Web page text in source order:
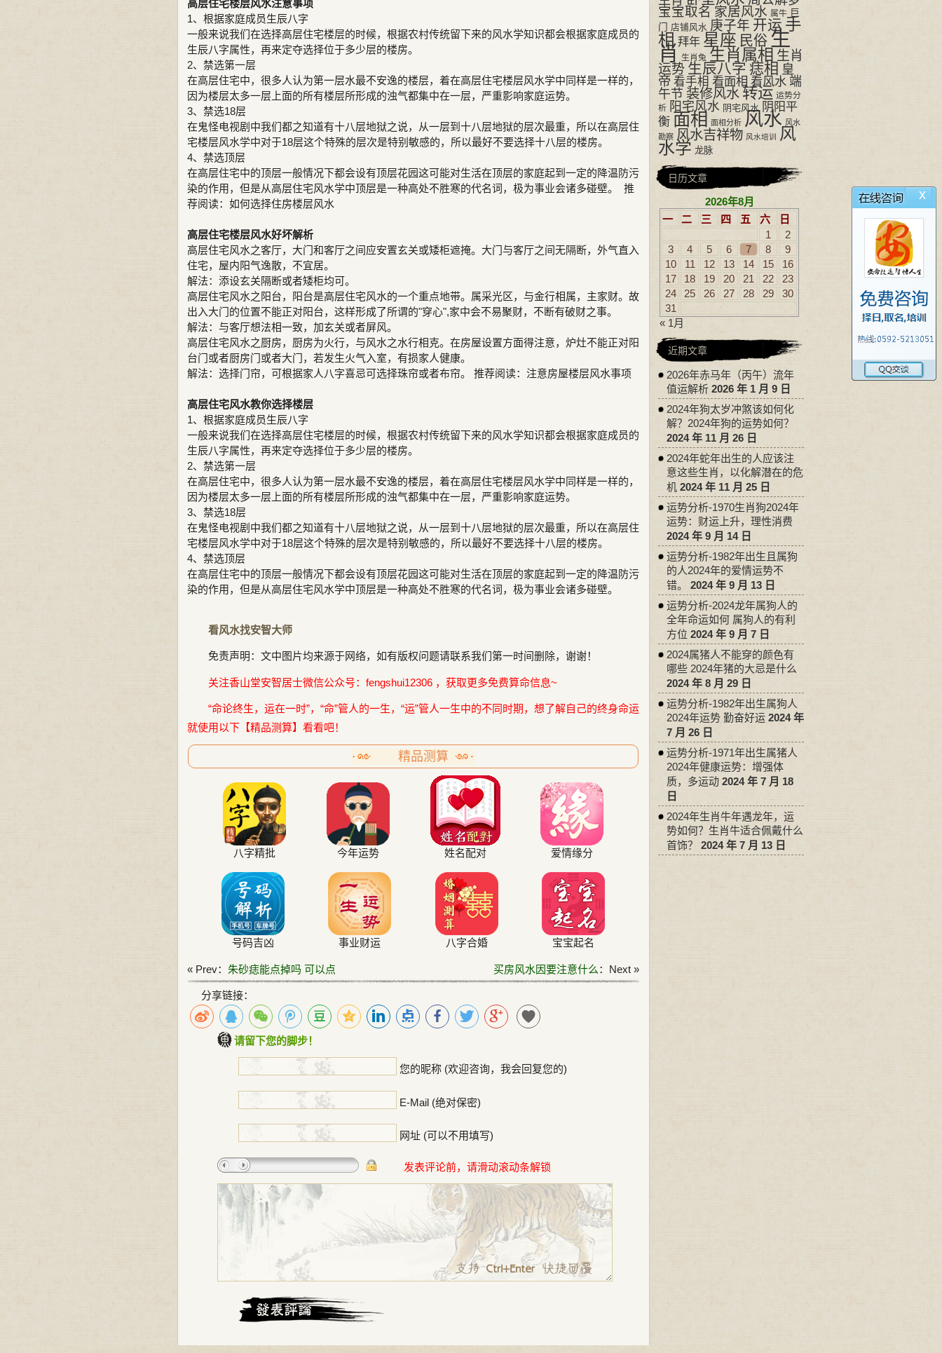
高层住宅楼层风水注意事项
1、根据家庭成员生辰八字
一般来说我们在选择高层住宅楼层的时候，根据农村传统留下来的风水学知识都会根据家庭成员的
生辰八字属性，再来定夺选择位于多少层的楼房。
2、禁选第一层
在高层住宅中，很多人认为第一层水最不安逸的楼层，着在高层住宅楼层风水学中同样是一样的，
因为楼层太多一层上面的所有楼层所形成的浊气都集中在一层，严重影响家庭运势。
3、禁选18层
在鬼怪电视剧中我们都之知道有十八层地狱之说，从一层到十八层地狱的层次最重，所以在高层住
宅楼层风水学中对于18层这个特殊的层次是特别敏感的，所以最好不要选择十八层的楼房。
4、禁选顶层
在高层住宅中的顶层一般情况下都会设有顶层花园这可能对生活在顶层的家庭起到一定的降温防污
染的作用，但是从高层住宅风水学中顶层是一种高处不胜寒的代名词，极为事业会诸多碰壁。 推
荐阅读：如何选择住房楼层风水
高层住宅楼层风水好坏解析
高层住宅风水之客厅，大门和客厅之间应安置玄关或矮柜遮掩。大门与客厅之间无隔断，外气直入
住宅，屋内阳气逸散，不宜居。
解法：添设玄关隔断或者矮柜均可。
高层住宅风水之阳台，阳台是高层住宅风水的一个重点地带。属采光区，与金行相属，主家财。故
出入大门的位置不能正对阳台，这样形成了所谓的"穿心",家中会不易聚财，不断有破财之事。
解法：与客厅想法相一致，加玄关或者屏风。
高层住宅风水之厨房，厨房为火行，与风水之水行相克。在房屋设置方面得注意，炉灶不能正对阳
台门或者厨房门或者大门，若发生火气入室，有损家人健康。
解法：选择门帘，可根据家人八字喜忌可选择珠帘或者布帘。 推荐阅读：注意房屋楼层风水事项
高层住宅风水教你选择楼层
1、根据家庭成员生辰八字
一般来说我们在选择高层住宅楼层的时候，根据农村传统留下来的风水学知识都会根据家庭成员的
生辰八字属性，再来定夺选择位于多少层的楼房。
2、禁选第一层
在高层住宅中，很多人认为第一层水最不安逸的楼层，着在高层住宅楼层风水学中同样是一样的，
因为楼层太多一层上面的所有楼层所形成的浊气都集中在一层，严重影响家庭运势。
3、禁选18层
在鬼怪电视剧中我们都之知道有十八层地狱之说，从一层到十八层地狱的层次最重，所以在高层住
宅楼层风水学中对于18层这个特殊的层次是特别敏感的，所以最好不要选择十八层的楼房。
4、禁选顶层
在高层住宅中的顶层一般情况下都会设有顶层花园这可能对生活在顶层的家庭起到一定的降温防污
染的作用，但是从高层住宅风水学中顶层是一种高处不胜寒的代名词，极为事业会诸多碰壁。
看风水找安智大师
免责声明：文中图片均来源于网络，如有版权问题请联系我们第一时间删除，谢谢！
关注香山堂安智居士微信公众号：fengshui12306 ，获取更多免费算命信息~
“命论终生，运在一时”，“命”管人的一生，“运”管人一生中的不同时期，想了解自己的终身命运
就使用以下【精品测算】看看吧！
精品测算
八字精批 今年运势 姓名配对 爱情缘分
号码吉凶 事业财运 八字合婚 宝宝起名
« Prev： 朱砂痣能点掉吗 可以点 买房风水因要注意什么：Next »
分享链接：
请留下您的脚步！
您的昵称 (欢迎咨询，我会回复您的)
E-Mail (绝对保密)
网址 (可以不用填写)
发表评论前，请滑动滚动条解锁
宝宝取名 家居风水 属牛 巨
门
店铺风水 庚子年 开运 手
相 拜年 星座 民俗 生
肖 生肖兔 生肖属相 生肖
运势 生辰八字 痣相 皇
帝 看手相 看面相 看风水 端
午节 装修风水 转运 运势分
析 阳宅风水 阴宅风水 阴阳平
衡 面相 面相分析 风水 风水
勘察 风水吉祥物 风水培训 风
水学 龙脉
日历文章
2026年8月
一
二 三 四 五 六
日
1
2
3
4 5 6 7 8
9
10
11 12 13 14 15
16
17
18 19 20 21 22
23
24
25 26 27 28 29
30
31
« 1月
近期文章
2026年赤马年（丙午）流年
值运解析 2026 年 1 月 9 日
2024年狗太岁冲煞该如何化
解？2024年狗的运势如何？
2024 年 11 月 26 日
2024年蛇年出生的人应该注
意这些生肖，以化解潜在的危
机 2024 年 11 月 25 日
运势分析-1970生肖狗2024年
运势：财运上升，理性消费
2024 年 9 月 14 日
运势分析-1982年出生且属狗
的人2024年的爱情运势不
错。
2024 年 9 月 13 日
运势分析-2024龙年属狗人的
全年命运如何 属狗人的有利
方位 2024 年 9 月 7 日
2024属猪人不能穿的颜色有
哪些 2024年猪的大忌是什么
2024 年 8 月 29 日
运势分析-1982年出生属狗人
2024年运势 勤奋好运 2024 年
7 月 26 日
运势分析-1971年出生属猪人
2024年健康运势：增强体
质，多运动 2024 年 7 月 18
日
2024年生肖牛年遇龙年，运
势如何？生肖牛适合佩戴什么
首饰？
2024 年 7 月 13 日
x